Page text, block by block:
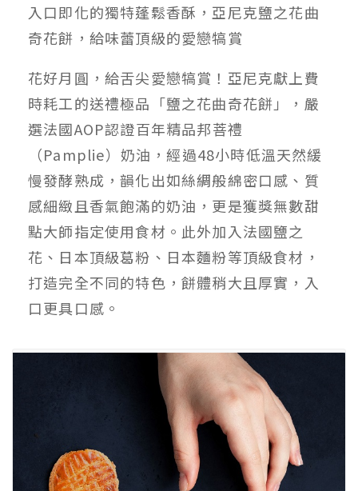
入口即化的獨特蓬鬆香酥，亞尼克鹽之花曲
奇花餅，給味蕾頂級的愛戀犒賞
花好月圓，給舌尖愛戀犒賞！亞尼克獻上費
時耗工的送禮極品「鹽之花曲奇花餅」，嚴
選法國AOP認證百年精品邦菩禮
（Pamplie）奶油，經過48小時低溫天然緩
慢發酵熟成，韻化出如絲綢般綿密口感、質
感細緻且香氣飽滿的奶油，更是獲獎無數甜
點大師指定使用食材。此外加入法國鹽之
花、日本頂級葛粉、日本麵粉等頂級食材，
打造完全不同的特色，餅體稍大且厚實，入
口更具口感。